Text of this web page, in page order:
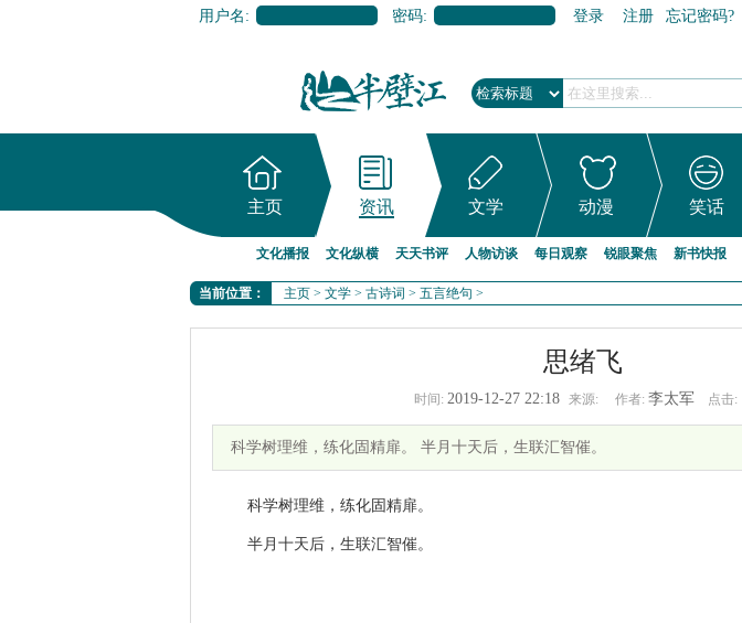
用户名: 密码: 登录 注册 忘记密码?
主页 资讯 文学 动漫 笑话
文化播报 文化纵横 天天书评 人物访谈 每日观察 锐眼聚焦 新书快报
当前位置： 主页 > 文学 > 古诗词 > 五言绝句 >
思绪飞
时间: 2019-12-27 22:18 来源: 作者: 李太军 点击:
科学树理维，练化固精扉。 半月十天后，生联汇智催。
科学树理维，练化固精扉。
半月十天后，生联汇智催。